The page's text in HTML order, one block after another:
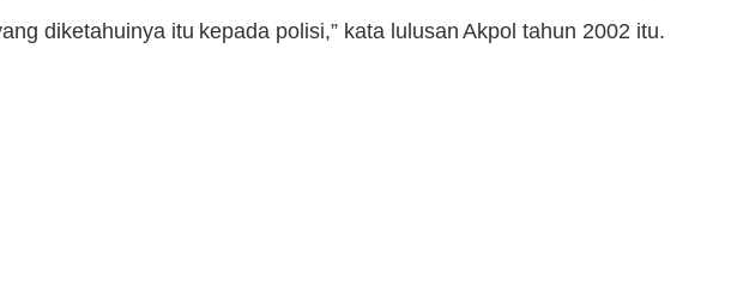
diketahuinya itu kepada polisi,” kata lulusan Akpol tahun 2002 itu.